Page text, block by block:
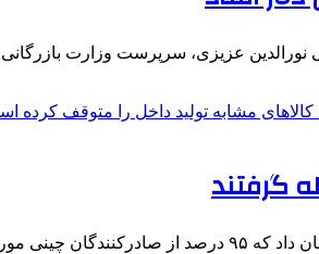
عزیزی، سرپرست وزارت
گرفتند
دو برابر کردن…